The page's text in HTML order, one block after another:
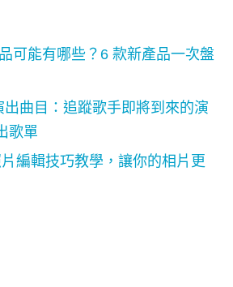
可能有哪些？6 款新產品一次盤
曲目：追蹤歌手即將到來的演
歌單
編輯技巧教學，讓你的相片更